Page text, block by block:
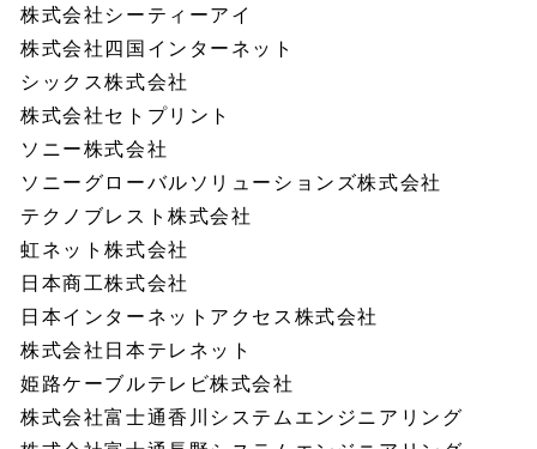
株式会社シーティーアイ
株式会社四国インターネット
シックス株式会社
株式会社セトプリント
ソニー株式会社
ソニーグローバルソリューションズ株式会社
テクノブレスト株式会社
虹ネット株式会社
日本商工株式会社
日本インターネットアクセス株式会社
株式会社日本テレネット
姫路ケーブルテレビ株式会社
株式会社富士通香川システムエンジニアリング